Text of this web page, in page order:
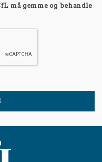
må gemme og behandle